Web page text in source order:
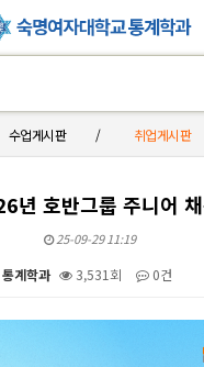
수업게시판 취업게시판
년 호반그룹 주니어
25-09-29 11:19
통계학과 3,531회 0건